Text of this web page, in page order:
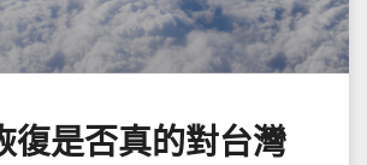
復是否真的對台灣